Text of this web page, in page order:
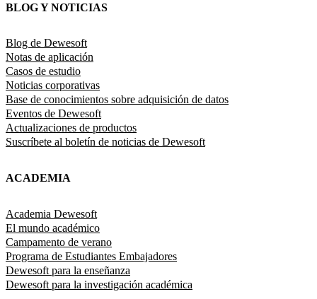
BLOG Y NOTICIAS
Blog de Dewesoft
Notas de aplicación
Casos de estudio
Noticias corporativas
Base de conocimientos sobre adquisición de datos
Eventos de Dewesoft
Actualizaciones de productos
Suscríbete al boletín de noticias de Dewesoft
ACADEMIA
Academia Dewesoft
El mundo académico
Campamento de verano
Programa de Estudiantes Embajadores
Dewesoft para la enseñanza
Dewesoft para la investigación académica